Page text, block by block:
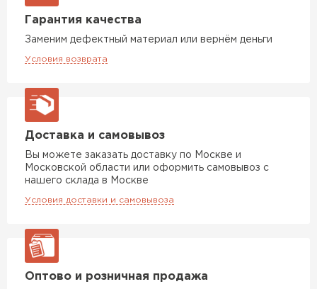
Гарантия качества
Заменим дефектный материал или вернём деньги
Условия возврата
Доставка и самовывоз
Вы можете заказать доставку по Москве и
Московской области или оформить самовывоз с
нашего склада в Москве
Условия доставки и самовывоза
Оптово и розничная продажа